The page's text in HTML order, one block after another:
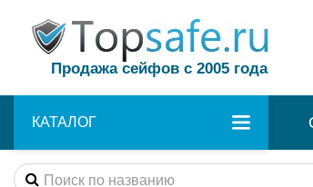
Продажа сейфов с 2005 года
КАТАЛОГ